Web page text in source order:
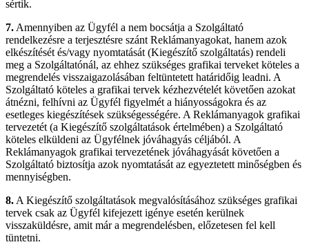
sértik.
7. Amennyiben az Ügyfél a nem bocsátja a Szolgáltató
rendelkezésre a terjesztésre szánt Reklámanyagokat, hanem azok
elkészítését és/vagy nyomtatását (Kiegészítő szolgáltatás) rendeli
meg a Szolgáltatónál, az ehhez szükséges grafikai terveket köteles a
megrendelés visszaigazolásában feltüntetett határidőig leadni. A
Szolgáltató köteles a grafikai tervek kézhezvételét követően azokat
átnézni, felhívni az Ügyfél figyelmét a hiányosságokra és az
esetleges kiegészítések szükségességére. A Reklámanyagok grafikai
tervezetét (a Kiegészítő szolgáltatások értelmében) a Szolgáltató
köteles elküldeni az Ügyfélnek jóváhagyás céljából. A
Reklámanyagok grafikai tervezetének jóváhagyását követően a
Szolgáltató biztosítja azok nyomtatását az egyeztetett minőségben és
mennyiségben.
8. A Kiegészítő szolgáltatások megvalósításához szükséges grafikai
tervek csak az Ügyfél kifejezett igénye esetén kerülnek
visszaküldésre, amit már a megrendelésben, előzetesen fel kell
tüntetni.